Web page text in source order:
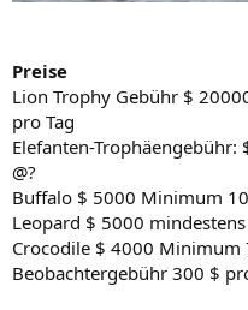
Preise
Lion Trophy Gebühr $
pro Tag
Elefanten-
@?
Buffalo $ 5000 Minimum
Leopard $ 5000
Crocodile $ 4000 Minimum
Beobachtergebühr 300 $